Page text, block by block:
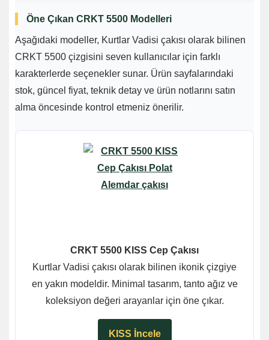
Öne Çıkan CRKT 5500 Modelleri
Aşağıdaki modeller, Kurtlar Vadisi çakısı olarak bilinen
CRKT 5500 çizgisini seven kullanıcılar için farklı
karakterlerde seçenekler sunar. Ürün sayfalarındaki
stok, güncel fiyat, teknik detay ve ürün notlarını satın
alma öncesinde kontrol etmeniz önerilir.
CRKT 5500 KISS Cep Çakısı
Kurtlar Vadisi çakısı olarak bilinen ikonik çizgiye
en yakın modeldir. Minimal tasarım, tanto ağız ve
koleksiyon değeri arayanlar için öne çıkar.
KISS İncele